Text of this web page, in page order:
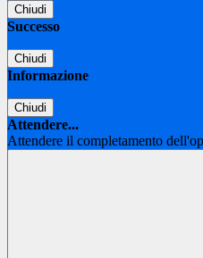
Chiudi
Successo
Chiudi
Informazione
Chiudi
Attendere...
Attendere il completamento